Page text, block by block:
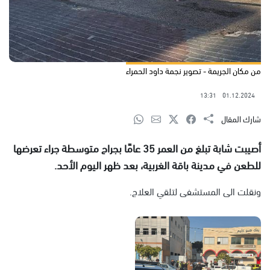
من مكان الجريمة - تصوير نجمة داود الحمراء
01.12.2024
13:31
شارك المقال
أصيبت شابة تبلغ من العمر 35 عامًا بجراح متوسطة جراء تعرضها
للطعن في مدينة باقة الغربية، بعد ظهر اليوم الأحد.
ونقلت الى المستشفى لتلقي العلاج.